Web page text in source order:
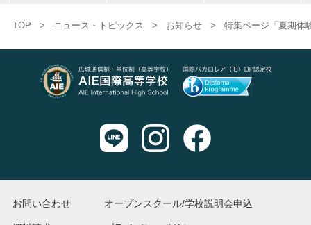
TOP > ニュース・トピックス > お知らせ > 特集ページ「夏期体
お問い合わせ オープンスクール/学校説明会申込